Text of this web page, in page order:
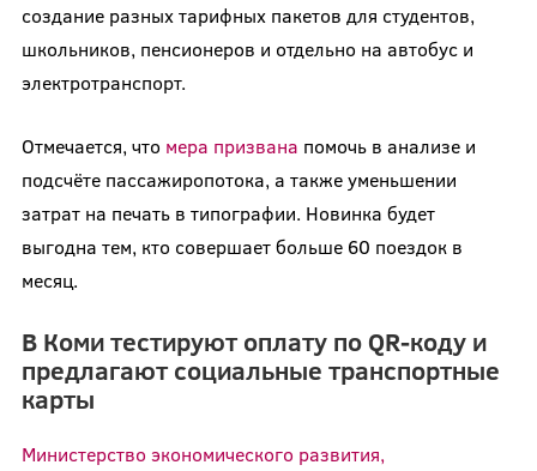
создание разных тарифных пакетов для студентов,
школьников, пенсионеров и отдельно на автобус и
электротранспорт.
Отмечается, что мера призвана помочь в анализе и
подсчёте пассажиропотока, а также уменьшении
затрат на печать в типографии. Новинка будет
выгодна тем, кто совершает больше 60 поездок в
месяц.
В Коми тестируют оплату по QR-коду и
предлагают социальные транспортные
карты
Министерство экономического развития,